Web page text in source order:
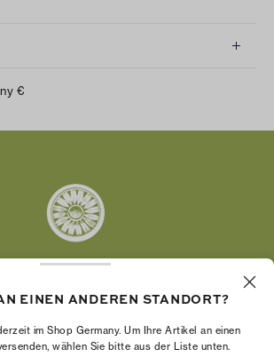
€
Burch Foundation stärkt die
dabei unterstützt, ein starkes
EINEN ANDEREN STANDORT?
im Shop Germany. Um Ihre Artikel an einen
wählen Sie bitte aus der Liste unten.